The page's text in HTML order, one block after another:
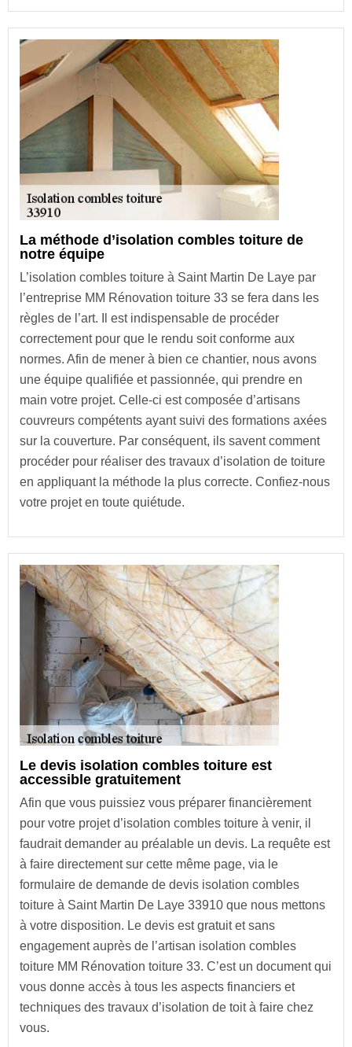
La méthode d’isolation combles toiture de
notre équipe
L’isolation combles toiture à Saint Martin De Laye par
l’entreprise MM Rénovation toiture 33 se fera dans les
règles de l’art. Il est indispensable de procéder
correctement pour que le rendu soit conforme aux
normes. Afin de mener à bien ce chantier, nous avons
une équipe qualifiée et passionnée, qui prendre en
main votre projet. Celle-ci est composée d’artisans
couvreurs compétents ayant suivi des formations axées
sur la couverture. Par conséquent, ils savent comment
procéder pour réaliser des travaux d’isolation de toiture
en appliquant la méthode la plus correcte. Confiez-nous
votre projet en toute quiétude.
Le devis isolation combles toiture est
accessible gratuitement
Afin que vous puissiez vous préparer financièrement
pour votre projet d’isolation combles toiture à venir, il
faudrait demander au préalable un devis. La requête est
à faire directement sur cette même page, via le
formulaire de demande de devis isolation combles
toiture à Saint Martin De Laye 33910 que nous mettons
à votre disposition. Le devis est gratuit et sans
engagement auprès de l’artisan isolation combles
toiture MM Rénovation toiture 33. C’est un document qui
vous donne accès à tous les aspects financiers et
techniques des travaux d’isolation de toit à faire chez
vous.